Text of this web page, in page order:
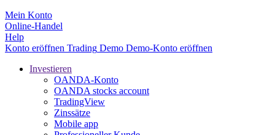
Mein Konto
Online-Handel
Help
Konto eröffnen Trading Demo Demo-Konto eröffnen
Investieren
OANDA-Konto
OANDA stocks account
TradingView
Zinssätze
Mobile app